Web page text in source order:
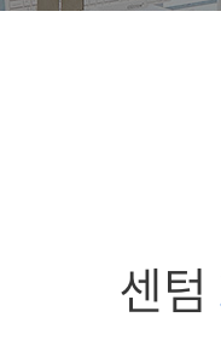
센텀